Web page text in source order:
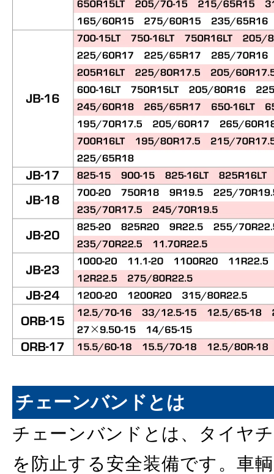
チェーンバンドとは
チェーンバンドとは、タイヤ
を防止する安全装備です。車